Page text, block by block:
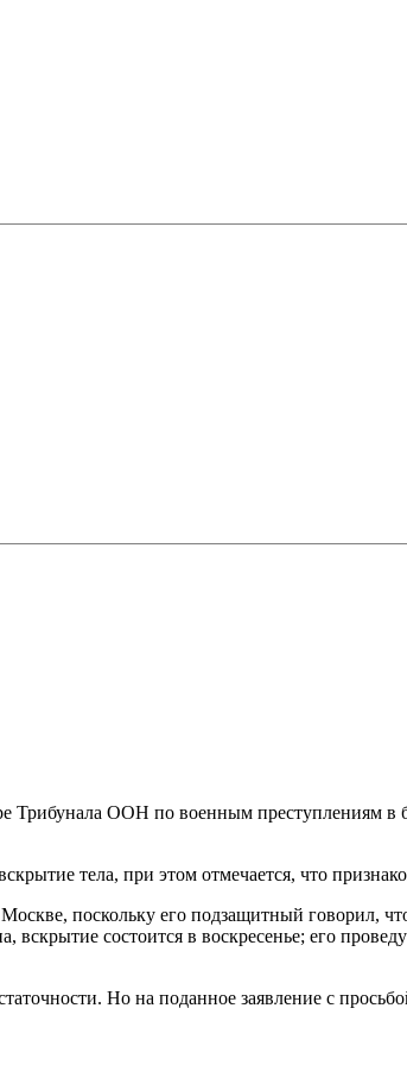
Трибунала ООН по военным преступлениям
тела, при этом отмечается, что
поскольку его подзащитный говорил,
состоится в воскресенье; его
Но на поданное заявление с